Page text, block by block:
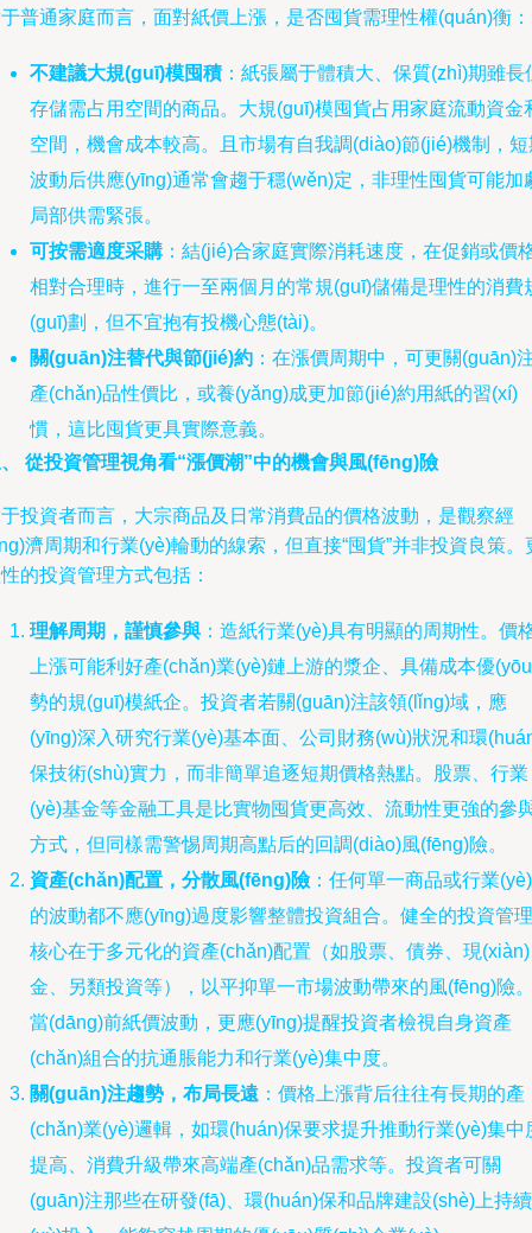
普通家庭而言，面對紙價上漲，是否囤貨需理性權(quán)衡：
不建議大規(guī)模囤積：紙張屬于體積大、保質(zhì)期雖長
存儲需占用空間的商品。大規(guī)模囤貨占用家庭流動資金
空間，機會成本較高。且市場有自我調(diào)節(jié)機制，短
波動后供應(yīng)通常會趨于穩(wěn)定，非理性囤貨可能加
局部供需緊張。
可按需適度采購 ：結(jié)合家庭實際消耗速度，在促銷或價
相對合理時，進行一至兩個月的常規(guī)儲備是理性的消費
(guī)劃，但不宜抱有投機心態(tài)。
關(guān)注替代與節(jié)約 ：在漲價周期中，可更關(guān)
產(chǎn)品性價比，或養(yǎng)成更加節(jié)約用紙的習(xí)
慣，這比囤貨更具實際意義。
從投資管理視角看“漲價潮”中的機會與風(fēng)險
投資者而言，大宗商品及日常消費品的價格波動，是觀察經
濟周期和行業(yè)輪動的線索，但直接“囤貨”并非投資良策。
的投資管理方式包括：
理解周期，謹慎參與 ：造紙行業(yè)具有明顯的周期性。價
上漲可能利好產(chǎn)業(yè)鏈上游的漿企、具備成本優
勢的規(guī)模紙企。投資者若關(guān)注該領(lǐng)域，應
(yīng)深入研究行業(yè)基本面、公司財務(wù)狀況和環
保技術(shù)實力，而非簡單追逐短期價格熱點。股票、行業
(yè)基金等金融工具是比實物囤貨更高效、流動性更強的參
方式，但同樣需警惕周期高點后的回調(diào)風(fēng)險。
資產(chǎn)配置，分散風(fēng)險 ：任何單一商品或行業(yè)
的波動都不應(yīng)過度影響整體投資組合。健全的投資管理
核心在于多元化的資產(chǎn)配置（如股票、債券、現(xiàn)
金、另類投資等），以平抑單一市場波動帶來的風(fēng)險
當(dāng)前紙價波動，更應(yīng)提醒投資者檢視自身資產
(chǎn)組合的抗通脹能力和行業(yè)集中度。
關(guān)注趨勢，布局長遠 ：價格上漲背后往往有長期的產
(chǎn)業(yè)邏輯，如環(huán)保要求提升推動行業(yè)集中
提高、消費升級帶來高端產(chǎn)品需求等。投資者可關
(guān)注那些在研發(fā)、環(huán)保和品牌建設(shè)上持續